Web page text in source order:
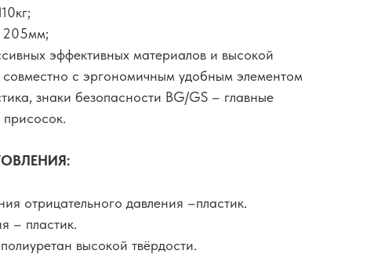
205мм;
эффективных материалов и высокой
совместно с эргономичным удобным элементом
знаки безопасности BG/GS – главные
отрицательного давления –пластик.
– пластик.
высокой твёрдости.